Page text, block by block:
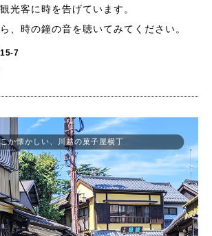
光客に時を告げています。
、時の鐘の音を聴いてみてください。
7
か懐かしい、川越の菓子屋横丁